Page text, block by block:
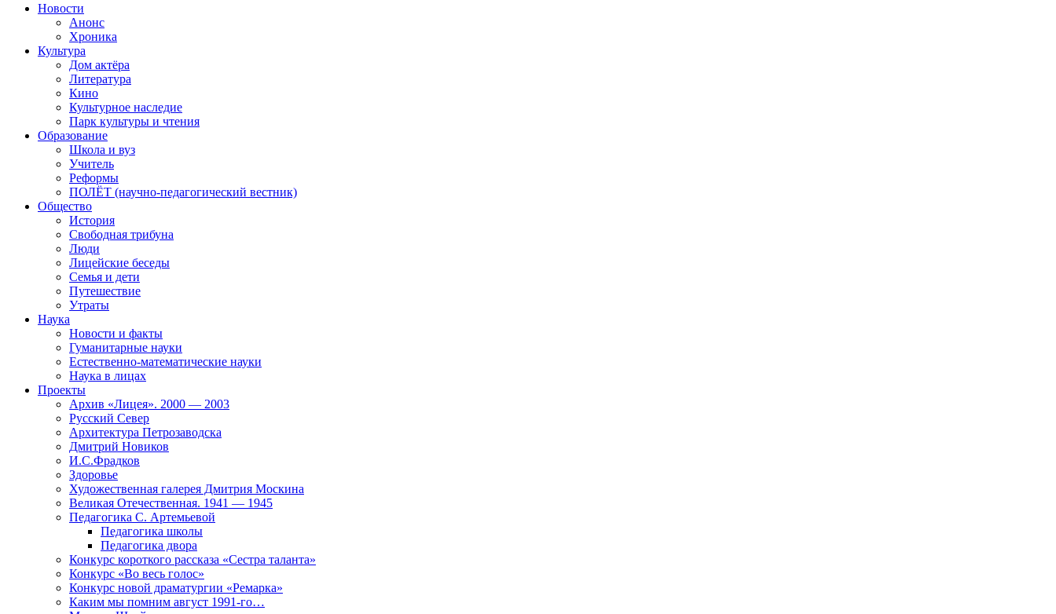
Новости
Анонс
Хроника
Культура
Дом актёра
Литература
Кино
Культурное наследие
Парк культуры и чтения
Образование
Школа и вуз
Учитель
Реформы
ПОЛЁТ (научно-педагогический вестник)
Общество
История
Свободная трибуна
Люди
Лицейские беседы
Семья и дети
Путешествие
Утраты
Наука
Новости и факты
Гуманитарные науки
Естественно-математические науки
Наука в лицах
Проекты
Архив «Лицея». 2000 — 2003
Русский Север
Архитектура Петрозаводска
Дмитрий Новиков
И.С.Фрадков
Здоровье
Художественная галерея Дмитрия Москина
Великая Отечественная. 1941 — 1945
Педагогика С. Артемьевой
Педагогика школы
Педагогика двора
Конкурс короткого рассказа «Сестра таланта»
Конкурс «Во весь голос»
Конкурс новой драматургии «Ремарка»
Каким мы помним август 1991-го…